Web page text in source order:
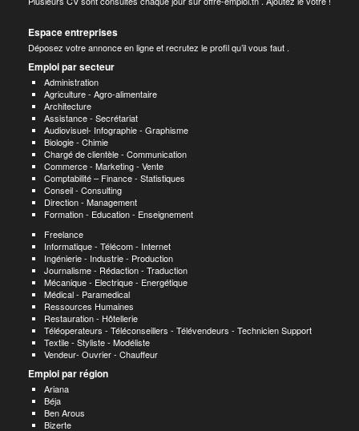
Espace entreprises
Déposez votre annonce en ligne et recrutez le profil qu’il vous faut .
Emploi par secteur
Administration
Agriculture - Agro-alimentaire
Architecture
Assistance - Secrétariat
Audiovisuel- Infographie - Graphisme
Biologie - Chimie
Chargé de clientèle - Communication
Commerce - Marketing - Vente
Comptabilité – Finance - Statistiques
Conseil - Consulting
Direction - Management
Formation - Education - Enseignement
Freelance
Informatique - Télécom - Internet
Ingénierie - Industrie - Production
Journalisme - Rédaction - Traduction
Mécanique - Electrique - Energétique
Médical - Paramedical
Ressources Humaines
Restauration - Hôtellerie
Téléoperateurs - Téléconseillers - Télévendeurs - Technicien Support
Textile - Styliste - Modéliste
Vendeur- Ouvrier - Chauffeur
Emploi par région
Ariana
Béja
Ben Arous
Bizerte